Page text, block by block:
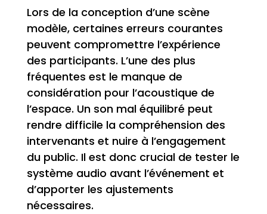
Lors de la conception d’une scène
modèle, certaines erreurs courantes
peuvent compromettre l’expérience
des participants. L’une des plus
fréquentes est le manque de
considération pour l’acoustique de
l’espace. Un son mal équilibré peut
rendre difficile la compréhension des
intervenants et nuire à l’engagement
du public. Il est donc crucial de tester le
système audio avant l’événement et
d’apporter les ajustements
nécessaires.